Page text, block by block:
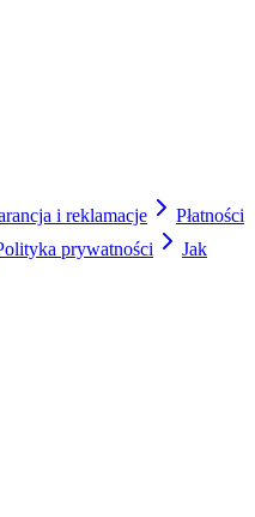
i reklamacje
Płatności
prywatności
Jak